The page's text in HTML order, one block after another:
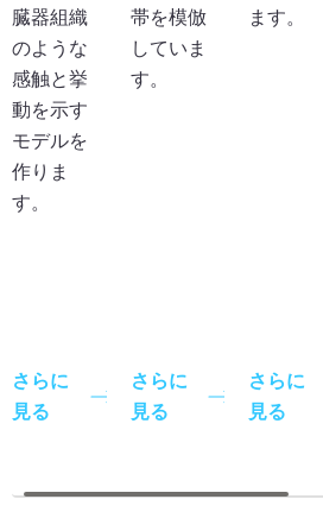
臓器組織
のような
感触と挙
動を示す
モデルを
作りま
す。
さらに
見る
帯を模倣
していま
す。
さらに
見る
ます。
さらに
見る